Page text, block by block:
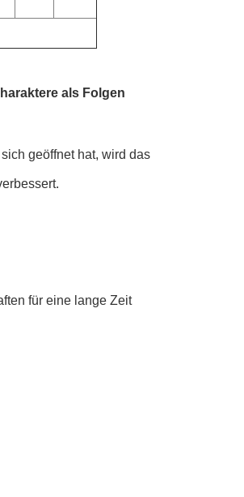
als Folgen
geöffnet hat, wird das
für eine lange Zeit